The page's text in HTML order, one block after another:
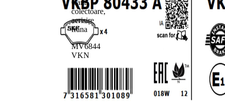
Cana
colectoare,
aerisire
frana
MV6844
VKN